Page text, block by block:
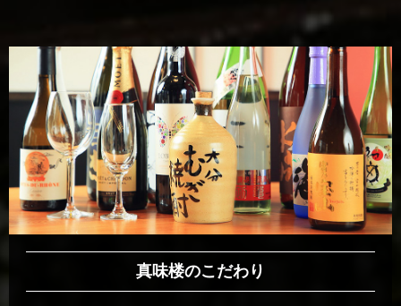
真味楼のこだわり